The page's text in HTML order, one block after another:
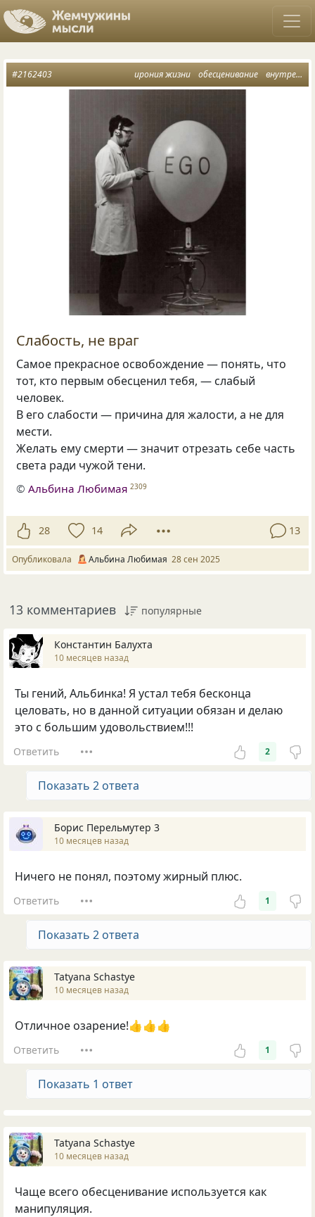
ирония жизни обесценивание внутренний свет
#2162403
Слабость, не враг
Самое прекрасное освобождение — понять, что
тот, кто первым обесценил тебя, — слабый
человек.
В его слабости — причина для жалости, а не для
мести.
Желать ему смерти — значит отрезать себе часть
света ради чужой тени.
©Альбина Любимая 2309
28 14 13
Опубликовала Альбина Любимая 28 сен 2025
13 комментариев популярные
Константин Балухта
10 месяцев назад
Ты гений, Альбинка! Я устал тебя бесконца
целовать, но в данной ситуации обязан и делаю
это с большим удовольствием!!!
Ответить 2
Показать 2 ответа
Борис Перельмутер 3
10 месяцев назад
Ничего не понял, поэтому жирный плюс.
Ответить 1
Показать 2 ответа
Tatyana Schastye
10 месяцев назад
Отличное озарение!👍👍👍
Ответить 1
Показать 1 ответ
Tatyana Schastye
10 месяцев назад
Чаще всего обесценивание используется как
манипуляция.